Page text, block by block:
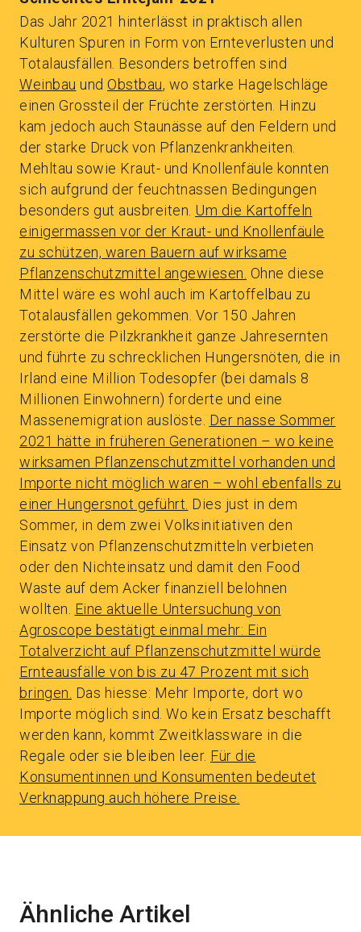
Das Jahr 2021 hinterlässt in praktisch allen
Kulturen Spuren in Form von Ernteverlusten und
Totalausfällen. Besonders betroffen sind
Weinbau und Obstbau, wo starke Hagelschläge
einen Grossteil der Früchte zerstörten. Hinzu
kam jedoch auch Staunässe auf den Feldern und
der starke Druck von Pflanzenkrankheiten.
Mehltau sowie Kraut- und Knollenfäule konnten
sich aufgrund der feuchtnassen Bedingungen
besonders gut ausbreiten. Um die Kartoffeln
einigermassen vor der Kraut- und Knollenfäule
zu schützen, waren Bauern auf wirksame
Pflanzenschutzmittel angewiesen. Ohne diese
Mittel wäre es wohl auch im Kartoffelbau zu
Totalausfällen gekommen. Vor 150 Jahren
zerstörte die Pilzkrankheit ganze Jahresernten
und führte zu schrecklichen Hungersnöten, die in
Irland eine Million Todesopfer (bei damals 8
Millionen Einwohnern) forderte und eine
Massenemigration auslöste. Der nasse Sommer
2021 hätte in früheren Generationen – wo keine
wirksamen Pflanzenschutzmittel vorhanden und
Importe nicht möglich waren – wohl ebenfalls zu
einer Hungersnot geführt. Dies just in dem
Sommer, in dem zwei Volksinitiativen den
Einsatz von Pflanzenschutzmitteln verbieten
oder den Nichteinsatz und damit den Food
Waste auf dem Acker finanziell belohnen
wollten. Eine aktuelle Untersuchung von
Agroscope bestätigt einmal mehr: Ein
Totalverzicht auf Pflanzenschutzmittel würde
Ernteausfälle von bis zu 47 Prozent mit sich
bringen. Das hiesse: Mehr Importe, dort wo
Importe möglich sind. Wo kein Ersatz beschafft
werden kann, kommt Zweitklassware in die
Regale oder sie bleiben leer. Für die
Konsumentinnen und Konsumenten bedeutet
Verknappung auch höhere Preise.
Ähnliche Artikel